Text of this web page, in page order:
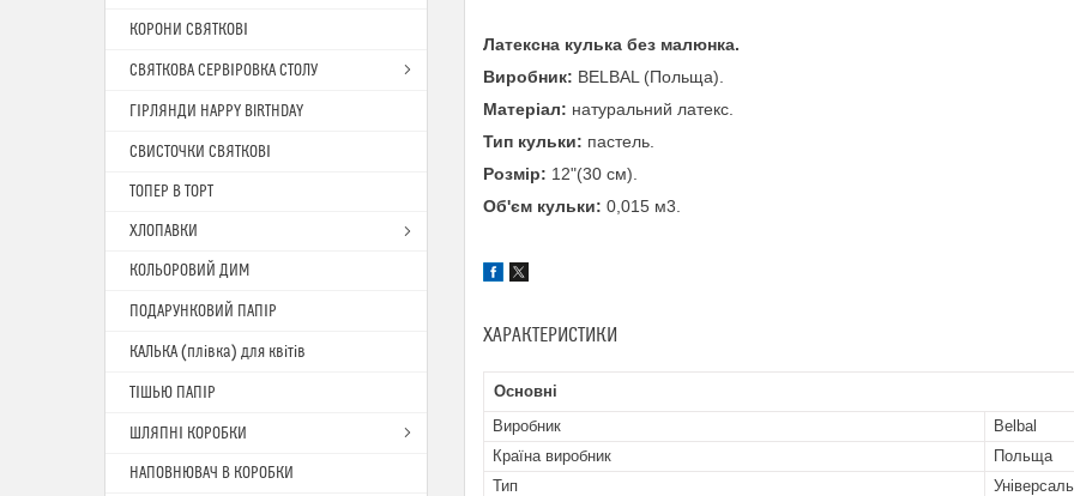
Латексна кулька без малюнка.
Виробник: BELBAL (Польща).
Матеріал: натуральний латекс.
Тип кульки: пастель.
Розмір: 12"(30 см).
Об'єм кульки: 0,015 м3.
ХАРАКТЕРИСТИКИ
Основні
Виробник
Belbal
Країна виробник
Польща
Тип
КОРОНИ СВЯТКОВІ
СВЯТКОВА СЕРВІРОВКА СТОЛУ
ГІРЛЯНДИ HAPPY BIRTHDAY
СВИСТОЧКИ СВЯТКОВІ
ТОПЕР В ТОРТ
ХЛОПАВКИ
КОЛЬОРОВИЙ ДИМ
ПОДАРУНКОВИЙ ПАПІР
КАЛЬКА (плівка) для квітів
ТІШЬЮ ПАПІР
ШЛЯПНІ КОРОБКИ
НАПОВНЮВАЧ В КОРОБКИ